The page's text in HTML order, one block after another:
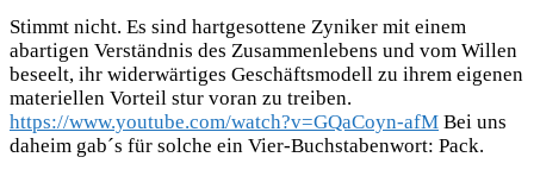
Stimmt nicht. Es sind hartgesottene Zyniker mit einem
abartigen Verständnis des Zusammenlebens und vom Willen
beseelt, ihr widerwärtiges Geschäftsmodell zu ihrem eigenen
materiellen Vorteil stur voran zu treiben.
https://www.youtube.com/watch?v=GQaCoyn-afM Bei uns
daheim gab´s für solche ein Vier-Buchstabenwort: Pack.